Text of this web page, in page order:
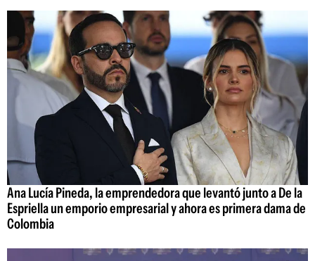
Ana Lucía Pineda, la emprendedora que levantó junto a De la
Espriella un emporio empresarial y ahora es primera dama de
Colombia